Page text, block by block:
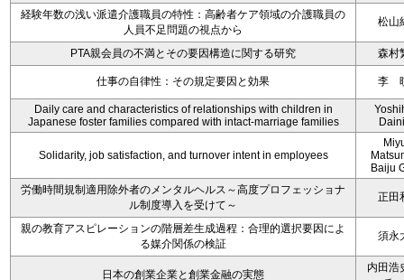
経験年数の浅い派遣介護職員の特性：高齢者ケア領域の介護職員の
人員不足問題の視点から
松山
PTA親会員の不満とその要因構造に関する研究 森村
仕事の自律性：その規定要因と効果 李
Daily care and characteristics of relationships with children in
Japanese foster families compared with intact-marriage families
Solidarity, job satisfaction, and turnover intent in employees
Baiju
労働時間規制適用除外者のメンタルヘルス～高度プロフェッショナ
ル制度導入を受けて～
正田
親の教育アスピレーションの階層差生成過程：合理的選択要因によ
る媒介関係の検証
須永
日本の創業企業と創業金融の実態
内田浩